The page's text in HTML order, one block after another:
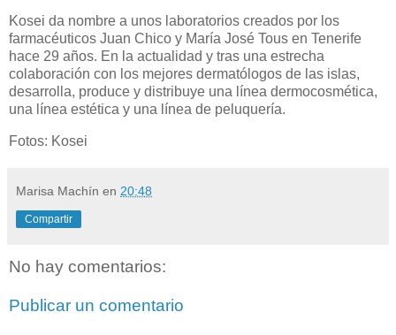
Kosei da nombre a unos laboratorios creados por los
farmacéuticos Juan Chico y María José Tous en Tenerife
hace 29 años. En la actualidad y tras una estrecha
colaboración con los mejores dermatólogos de las islas,
desarrolla, produce y distribuye una línea dermocosmética,
una línea estética y una línea de peluquería.
Fotos: Kosei
Marisa Machín en 20:48
Compartir
No hay comentarios:
Publicar un comentario